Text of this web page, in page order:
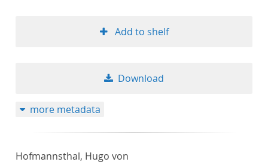
Add to shelf
Download
more metadata
Hofmannsthal, Hugo von